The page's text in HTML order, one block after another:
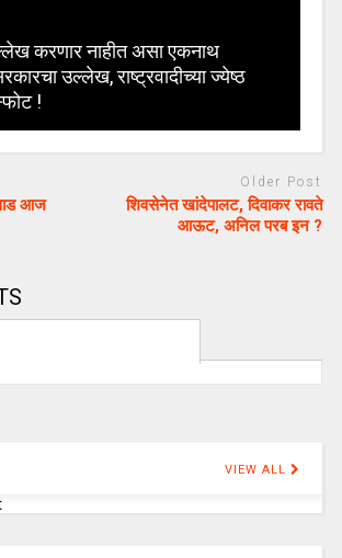
करणार नाहीत असा एकनाथ
उल्लेख, राष्ट्रवादीच्या ज्येष्ठ
!
आज
Older Post
शिवसेनेत खांदेपालट, दिवाकर रावते
आऊट, अनिल परब इन ?
VIEW ALL